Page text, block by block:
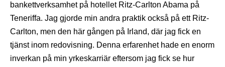
bankettverksamhet på hotellet Ritz-Carlton Abama på
Teneriffa. Jag gjorde min andra praktik också på ett Ritz-
Carlton, men den här gången på Irland, där jag fick en
tjänst inom redovisning. Denna erfarenhet hade en enorm
inverkan på min yrkeskarriär eftersom jag fick se hur